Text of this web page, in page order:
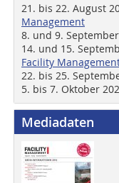
21. bis 22. August
Management
8. und 9.
14. und 15.
Facility
22. bis 25.
5. bis 7. Oktober
Mediadaten